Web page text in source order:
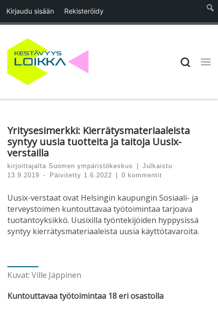
Kirjaudu sisään Rekisteröidy
Skip to content
Yritysesimerkki: Kierrätysmateriaaleista
syntyy uusia tuotteita ja taitoja Uusix-
verstailla
kirjoittajalta Suomen ympäristökeskus
Julkaistu
13.9.2019
- Päivitetty 1.6.2022 0 kommentit
Uusix-verstaat ovat Helsingin kaupungin Sosiaali- ja
terveystoimen kuntouttavaa työtoimintaa tarjoava
tuotantoyksikkö. Uusixilla työntekijöiden hyppysissä
syntyy kierrätysmateriaaleista uusia käyttötavaroita.
Kuvat: Ville Jäppinen
Kuntouttavaa työtoimintaa 18 eri osastolla